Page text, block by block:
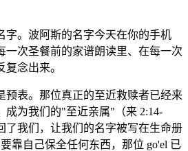
字。波阿斯的名字今天在你的手机
一次圣餐前的家谱朗读里、在每一次
念出来。
预表。那位真正的至近救赎者已经来
成为我们的"至近亲属"（来 2:14-
了我们，让我们的名字被写在生命册
要靠自己保全任何东西，那位 go'el 已